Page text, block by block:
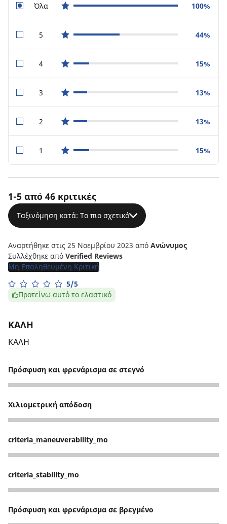
Όλαstar reviews 100%
5star reviews 44%
4star reviews 15%
3star reviews 13%
2star reviews 13%
1star reviews 15%
1-5 από 46 κριτικές
Ταξινόμηση κατά: Το πιο σχετικό
Αναρτήθηκε στις 25 Νοεμβρίου 2023 από Ανώνυμος
Συλλέχθηκε από Verified Reviews
Μη Επαληθευμένη Κριτική
5/5
Προτείνω αυτό το ελαστικό
ΚΑΛΗ
ΚΑΛΗ
Πρόσφυση και φρενάρισμα σε στεγνό
4
Χιλιομετρική απόδοση
5
criteria_maneuverability_mo
5
criteria_stability_mo
5
Πρόσφυση και φρενάρισμα σε βρεγμένο